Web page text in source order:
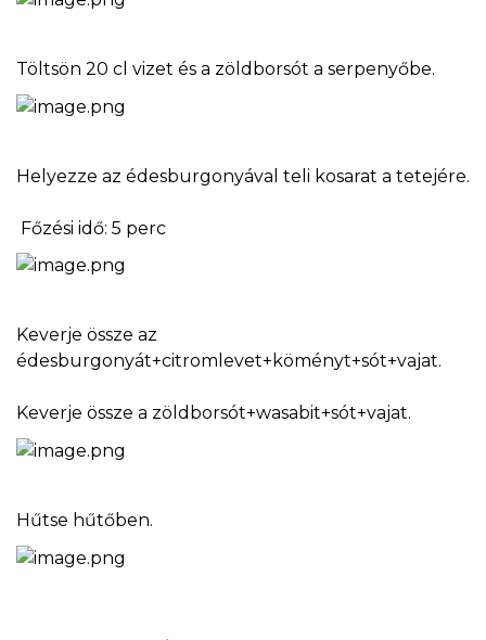
Töltsön 20 cl vizet és a zöldborsót a serpenyőbe.
Helyezze az édesburgonyával teli kosarat a tetejére.
Főzési idő: 5 perc
Keverje össze az
édesburgonyát+citromlevet+köményt+sót+vajat.
Keverje össze a zöldborsót+wasabit+sót+vajat.
Hűtse hűtőben.